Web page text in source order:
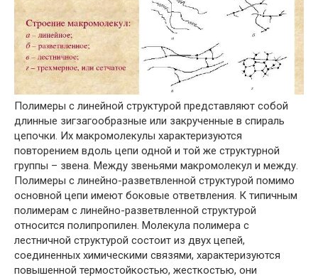
Полимеры с линейной структурой представляют собой
длинные зигзагообразные или закрученные в спираль
цепочки. Их макромолекулы характеризуются
повторением вдоль цепи одной и той же структурной
группы – звена. Между звеньями макромолекул и между.
Полимеры с линейно-разветвленной структурой помимо
основной цепи имеют боковые ответвления. К типичным
полимерам с линейно-разветвленной структурой
относится полипропилен. Молекула полимера с
лестничной структурой состоит из двух цепей,
соединенных химическими связями, характеризуются
повышенной термостойкостью, жесткостью, они